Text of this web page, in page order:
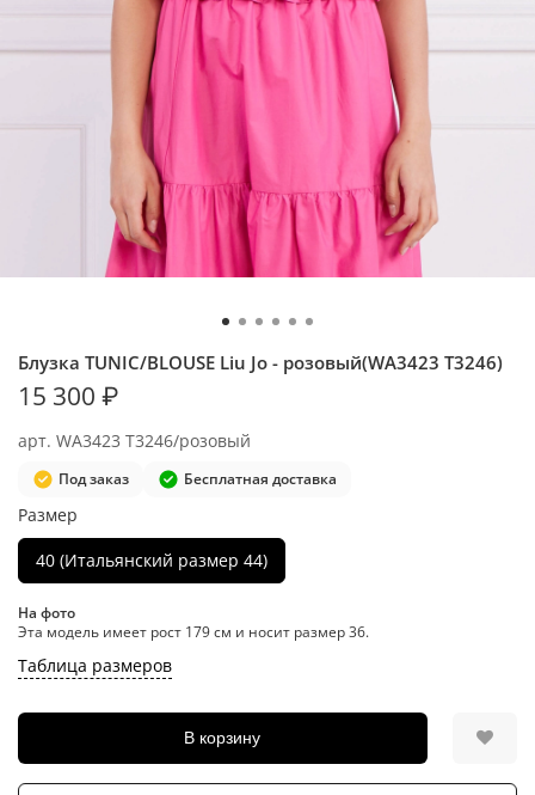
арт. WA3423 T3246/розовый
Блузка TUNIC/BLOUSE Liu Jo - розовый(WA3423 T3246)
Под заказ Бесплатная доставка
15 300 ₽
Таблица размеров
В корзину
Размер
40 (Итальянский размер 44)
На фото
Эта модель имеет рост 179 см и носит размер 36.